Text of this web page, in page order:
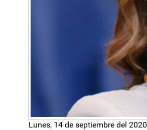
Lunes, 14 de septiembre del 2020